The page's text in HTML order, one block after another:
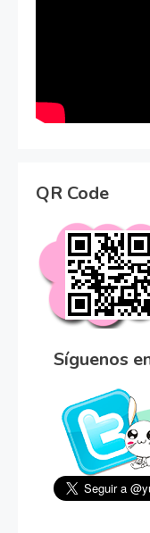
QR Code
Síguenos